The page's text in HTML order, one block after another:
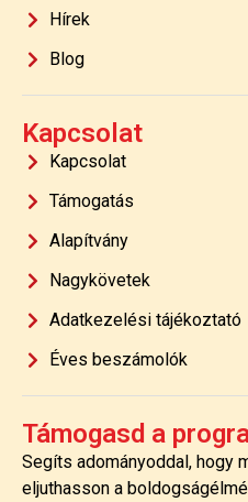
Hírek
Blog
Kapcsolat
Kapcsolat
Támogatás
Alapítvány
Nagykövetek
Adatkezelési tájékoztató
Éves beszámolók
Támogasd a
Segíts adományoddal, hogy
eljuthasson a